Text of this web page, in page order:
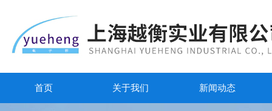
首页 关于我们 新闻动态